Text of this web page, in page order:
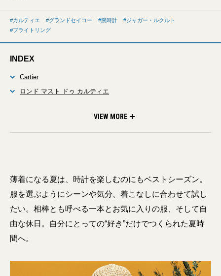
カルティエ グランドセイコー 腕時計
ジャガー・ルクルト
ブライトリング
INDEX
Cartier
ロンド マスト ドゥ カルティエ
VIEW MORE
薄着になる夏は、時計を楽しむのにもベストシーズン。
服を選ぶようにシーンや気分、着こなしに合わせて試し
たい。相棒とも呼べる一本とお気に入りの服、そして自
由な休日。自分にとっての“好き”だけでつくられた夏時
間へ。